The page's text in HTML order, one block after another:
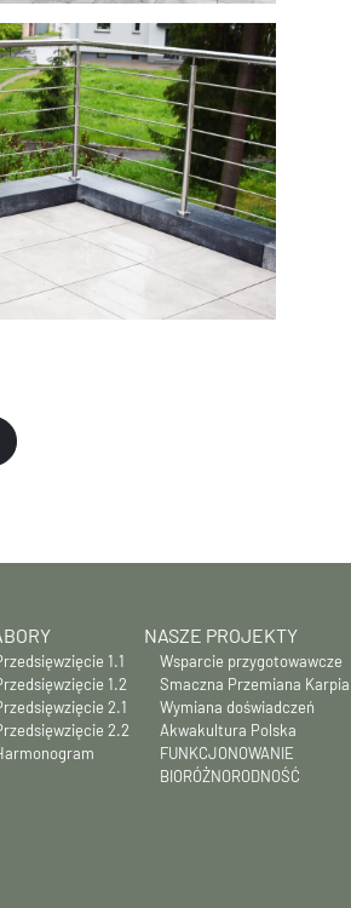
1.1
1.2
2.1
2.2
NASZE PROJEKTY
Wsparcie przygotowawcze
Smaczna Przemiana Karpia
Wymiana doświadczeń
Akwakultura Polska
FUNKCJONOWANIE
BIORÓŻNORODNOŚĆ